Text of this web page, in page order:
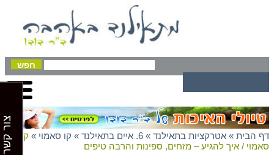
דף הבית » אטרקציות בתאילנד » 6. איים בתאילנד » קו סאמוי » קו
סאמוי / איך להגיע – מזחים, ספינות והרבה טיפים
צור קשר